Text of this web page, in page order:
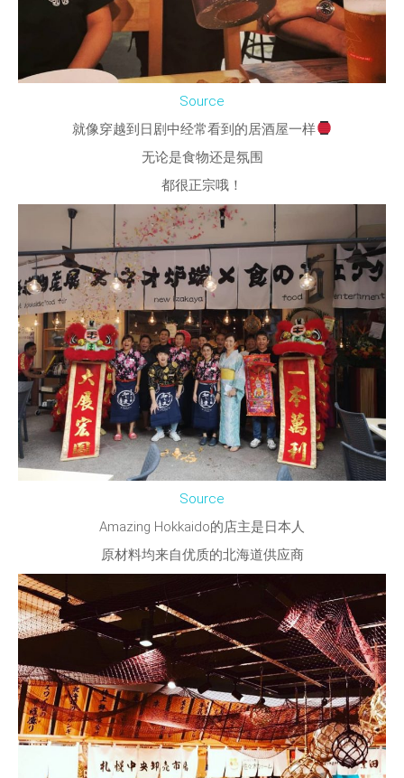
Source
就像穿越到日剧中经常看到的居酒屋一样
无论是食物还是氛围
都很正宗哦！
Source
Amazing Hokkaido的店主是日本人
原材料均来自优质的北海道供应商